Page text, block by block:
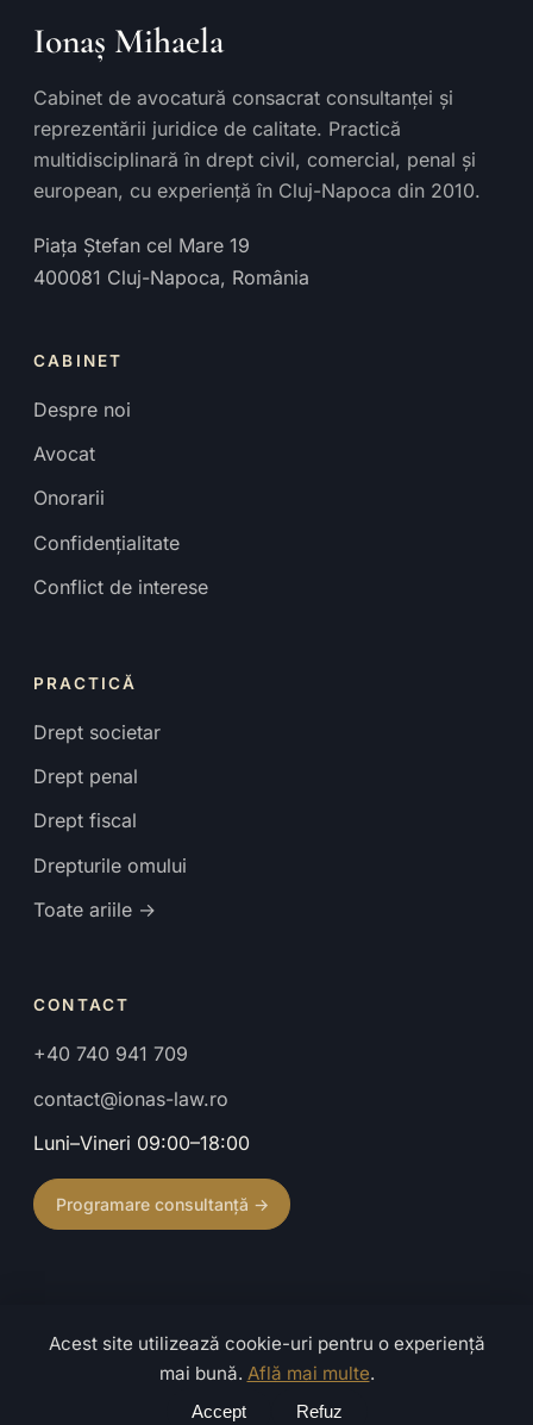
Ionaș Mihaela
Cabinet de avocatură consacrat consultanței și
reprezentării juridice de calitate. Practică
multidisciplinară în drept civil, comercial, penal și
european, cu experiență în Cluj-Napoca din 2010.
Piața Ștefan cel Mare 19
400081 Cluj-Napoca, România
CABINET
Despre noi
Avocat
Onorarii
Confidențialitate
Conflict de interese
PRACTICĂ
Drept societar
Drept penal
Drept fiscal
Drepturile omului
Toate ariile →
CONTACT
+40 740 941 709
contact@ionas-law.ro
Luni–Vineri 09:00–18:00
Programare consultanță →
© 2026 Cabinet de Avocat Ionaș Mihaela. Toate drepturile
Termeni·
Acest site utilizează cookie-uri pentru o experiență
mai bună. Află mai multe.
Accept Refuz